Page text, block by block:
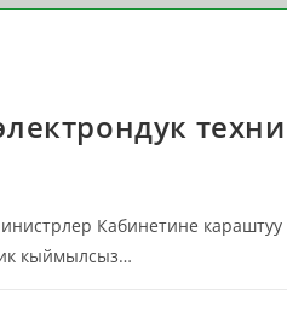
Кабинетине караштуу
кыймылсыз…